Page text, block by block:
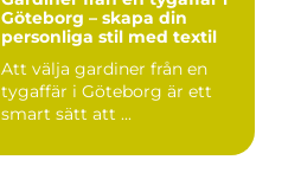
Göteborg – skapa din
personliga stil med textil
Att välja gardiner från en
tygaffär i Göteborg är ett
smart sätt att ...